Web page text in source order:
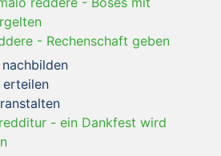
- Rechenschaft geben
erteilen
- ein Dankfest wird